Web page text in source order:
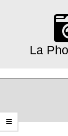
La
Primary